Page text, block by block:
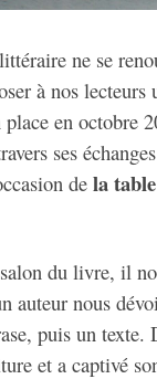
ne se
à nos
en octobre
ses
de la
du livre, il
auteur nous
puis un texte.
et a captivé